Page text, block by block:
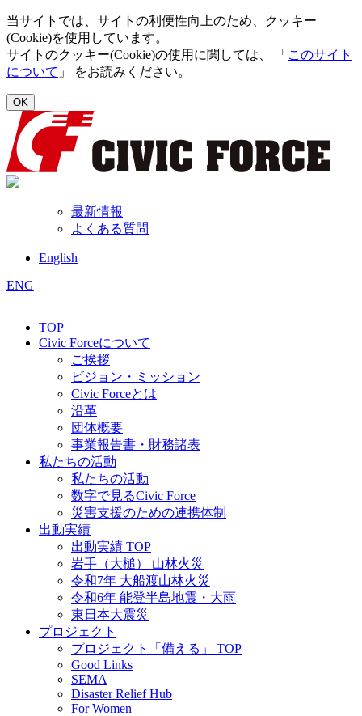
当サイトでは、サイトの利便性向上のため、クッキー
(Cookie)を使用しています。
サイトのクッキー(Cookie)の使用に関しては、 「 このサイト
について 」 をお読みください。
OK
最新情報
よくある質問
English
ENG
TOP
Civic Forceについて
ご挨拶
ビジョン・ミッション
Civic Forceとは
沿革
団体概要
事業報告書・財務諸表
私たちの活動
私たちの活動
数字で見るCivic Force
災害支援のための連携体制
出動実績
出動実績 TOP
岩手（大槌） 山林火災
令和7年 大船渡山林火災
令和6年 能登半島地震・大雨
東日本大震災
プロジェクト
プロジェクト「備える」 TOP
Good Links
SEMA
Disaster Relief Hub
For Women